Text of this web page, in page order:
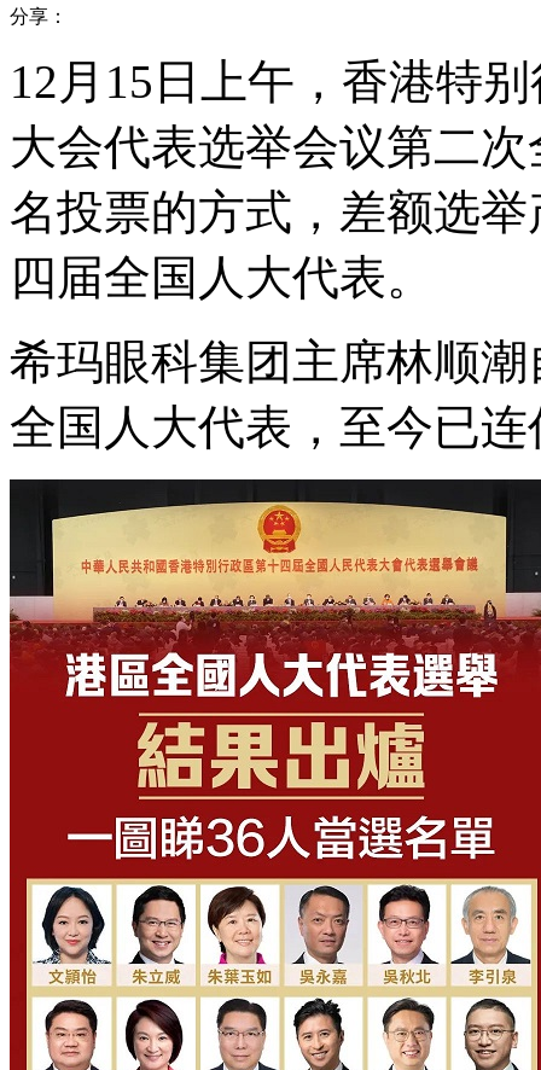
分享：
12月15日上午，香港特
大会代表选举会议第二
名投票的方式，差额选
四届全国人大代表。
希玛眼科集团主席林顺
全国人大代表，至今已